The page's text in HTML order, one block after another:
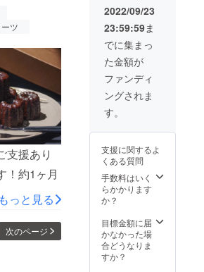
菓用と
、乳製品
のを選
す。チョ
べた時の
き菓子に
ナッシュ
きと使用
いに変化
の特徴を
コレート
の特徴を
シェフと
嬉しい
です！こ
にスイー
美味しさ
す！！残
ェクト期
最後まで
ます!
」プ
ツ
支援あり
！約1ヶ月
ェクトも
となり
のプロ
もっと見る
次のページ
りあげ
まし
た。 こ
の機会
に是非
お召し
上がり
くださ
い。
2022/09/23
23:59:59ま
でに集まっ
た金額が
ファンディ
ングされま
す。
支援に関するよ
くある質問
手数料はいく
らかかります
か？
目標金額に届
かなかった場
合どうなりま
すか？